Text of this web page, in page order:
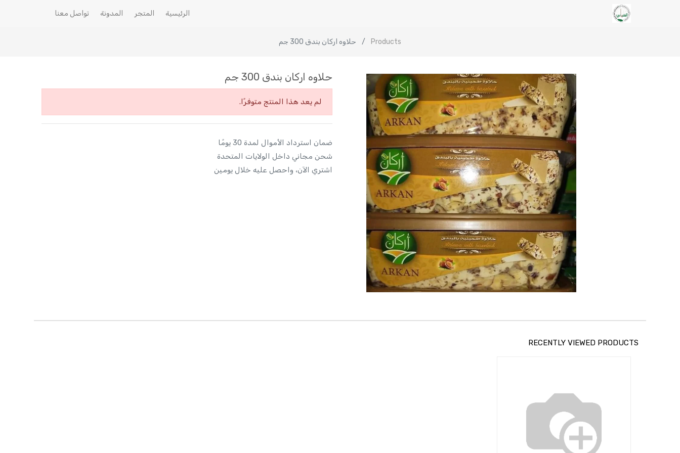
الرئيسية المتجر المدونة تواصل معنا
Products حلاوه اركان بندق 300 جم
حلاوه اركان بندق 300 جم
لم يعد هذا المنتج متوفرًا.
ضمان استرداد الأموال لمدة 30 يومًا
شحن مجاني داخل الولايات المتحدة
اشتري الآن، واحصل عليه خلال يومين
RECENTLY VIEWED PRODUCTS